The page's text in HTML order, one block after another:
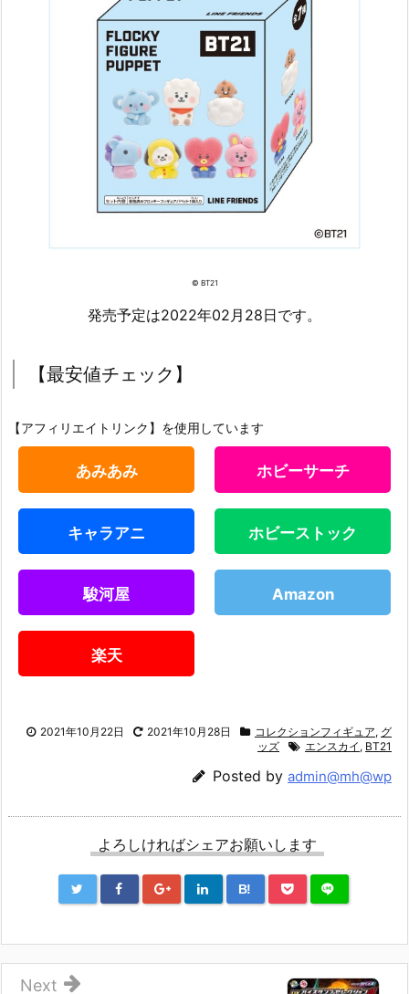
© BT21
発売予定は2022年02月28日です。
【最安値チェック】
【アフィリエイトリンク】を使用しています
あみあみ ホビーサーチ
キャラアニ ホビーストック
駿河屋 Amazon
楽天
2021年10月22日 2021年10月28日 コレクションフィギュア, グ
ッズ
エンスカイ , BT21
Posted by admin@mh@wp
よろしければシェアお願いします
B!
Next